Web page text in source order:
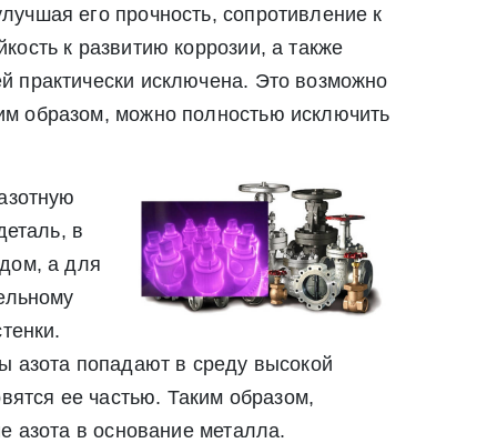
его прочность, сопротивление к
к развитию коррозии, а также
практически исключена. Это возможно
образом, можно полностью исключить
в
а для
азота попадают в среду высокой
ее частью. Таким образом,
азота в основание металла.
Закрыть